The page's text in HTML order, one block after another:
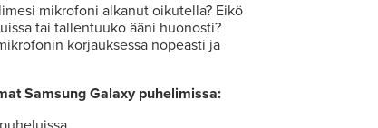
mikrofoni alkanut oikutella? Eikö
tai tallentuuko ääni huonosti?
korjauksessa nopeasti ja
Samsung Galaxy puhelimissa: